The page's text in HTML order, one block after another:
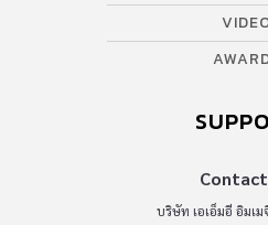
Contact
บริษัท เอเอ็มอี อิมเ